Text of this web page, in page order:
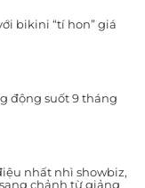
bikini “tí hon” giá
động suốt 9 tháng
nhất nhì showbiz,
chảnh từ giảng